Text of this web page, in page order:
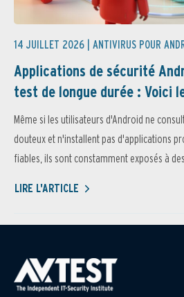
14 JUILLET 2026 | ANTIVIRUS POUR
Applications de sécurité
test de longue durée : Voici
Même si les utilisateurs d'Android ne
douteux et n'installent pas d'applications
fiables, ils sont constamment exposés à
LIRE L'ARTICLE